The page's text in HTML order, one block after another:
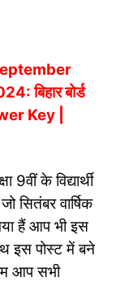
बिहार बोर्ड
Key |
9वीं के विद्यार्थी
सितंबर वार्षिक
गया हैं आप भी इस
इस पोस्ट में बने
आप सभी